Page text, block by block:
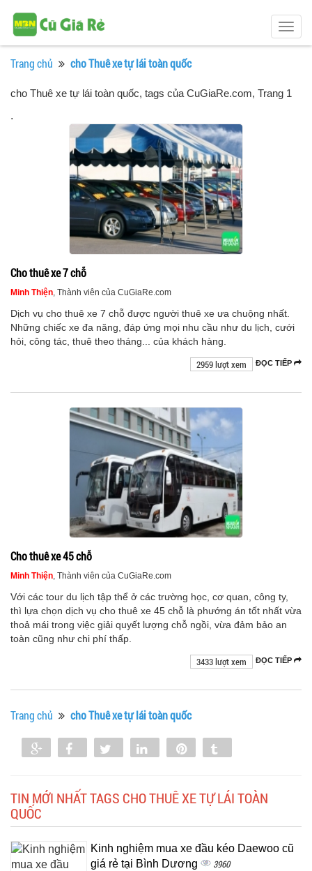
Trang chủ cho Thuê xe tự lái toàn quốc
cho Thuê xe tự lái toàn quốc, tags của CuGiaRe.com, Trang 1
.
Cho thuê xe 7 chỗ
Minh Thiện, Thành viên của CuGiaRe.com
Dịch vụ cho thuê xe 7 chỗ được người thuê xe ưa chuộng nhất.
Những chiếc xe đa năng, đáp ứng mọi nhu cầu như du lịch, cưới
hỏi, công tác, thuê theo tháng... của khách hàng.
ĐỌC TIẾP
2959 lượt xem
Cho thuê xe 45 chỗ
Minh Thiện, Thành viên của CuGiaRe.com
Với các tour du lịch tập thể ở các trường học, cơ quan, công ty,
thì lựa chọn dịch vụ cho thuê xe 45 chỗ là phướng án tốt nhất vừa
thoả mái trong việc giải quyết lượng chỗ ngồi, vừa đảm bảo an
toàn cũng như chi phí thấp.
ĐỌC TIẾP
3433 lượt xem
Trang chủ cho Thuê xe tự lái toàn quốc
Share Share Tweet Share
TIN MỚI NHẤT TAGS CHO THUÊ XE TỰ LÁI TOÀN
QUỐC
Kinh nghiệm mua xe đầu kéo Daewoo cũ
giá rẻ tại Bình Dương
3960